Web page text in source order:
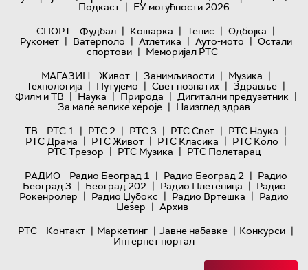
Подкаст | ЕУ могућности 2026
СПОРТ
Фудбал | Кошарка | Тенис | Одбојка |
Рукомет | Ватерполо | Атлетика | Ауто-мото | Остали
спортови | Меморијал РТС
МАГАЗИН
Живот | Занимљивости | Музика |
Технологијa | Путујемо | Свет познатих | Здравље |
Филм и ТВ | Наука | Природа | Дигитални предузетник |
За мале велике хероје | Наизглед здрав
ТВ
РТС 1 | РТС 2 | РТС 3 | РТС Свет | РТС Наука |
РТС Драма | РТС Живот | РТС Класика | РТС Коло |
РТС Трезор | РТС Музика | РТС Полетарац
РАДИО
Радио Београд 1 | Радио Београд 2 | Радио
Београд 3 | Београд 202 | Радио Плетеница | Радио
Рокенролер | Радио Џубокс | Радио Вртешка | Радио
Џезер | Архив
РТС
Контакт | Маркетинг | Јавне набавке | Конкурси |
Интернет портал